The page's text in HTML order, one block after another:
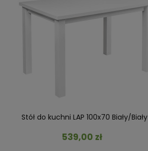
Stół do kuchni LAP 100x70 Biały/Biały
539,00 zł